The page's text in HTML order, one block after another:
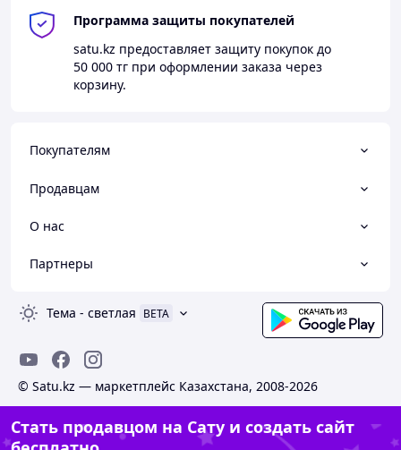
Программа защиты покупателей
satu.kz предоставляет защиту покупок до
50 000 тг при оформлении заказа через
корзину.
Покупателям
Продавцам
О нас
Партнеры
Тема - светлая BETA
© Satu.kz — маркетплейс Казахстана, 2008-2026
Стать продавцом на Сату и создать сайт